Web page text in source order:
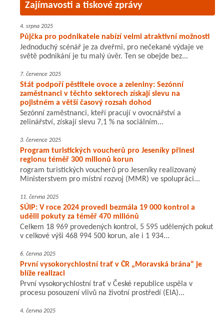
Zajímavosti a tiskové zprávy
4. srpna 2025
Půjčka pro podnikatele nabízí velmi atraktivní možnosti
Jednoduchý scénář je za dveřmi, pro nečekané výdaje ve
světě podnikání je tu malý úvěr. Ten se obejde bez...
7. července 2025
Stát podpoří pěstitele ovoce a zeleniny: Sezónní
zaměstnanci v těchto sektorech získají slevu na
pojistném a větší časový rozsah dohod
Sezónní zaměstnanci, kteří pracují v ovocnářství a
zelinářství, získají slevu 7,1 % na sociálním...
3. července 2025
Program turistických voucherů pro Jeseníky přinesl
regionu téměř 300 milionů korun
rogram turistických voucherů pro Jeseníky realizovaný
Ministerstvem pro místní rozvoj (MMR) ve spolupráci...
11. června 2025
SÚIP: V roce 2024 provedl bezmála 19 000 kontrol a
udělil pokuty za téměř 470 miliónů
Celkem 18 969 provedených kontrol, 5 595 udělených pokut
v celkové výši 468 994 500 korun, ale i 1 934...
6. června 2025
První vysokorychlostní trať v ČR „Moravská brána“ je
blíže realizaci
První vysokorychlostní trať v České republice uspěla v
procesu posouzení vlivů na životní prostředí (EIA)...
4. června 2025